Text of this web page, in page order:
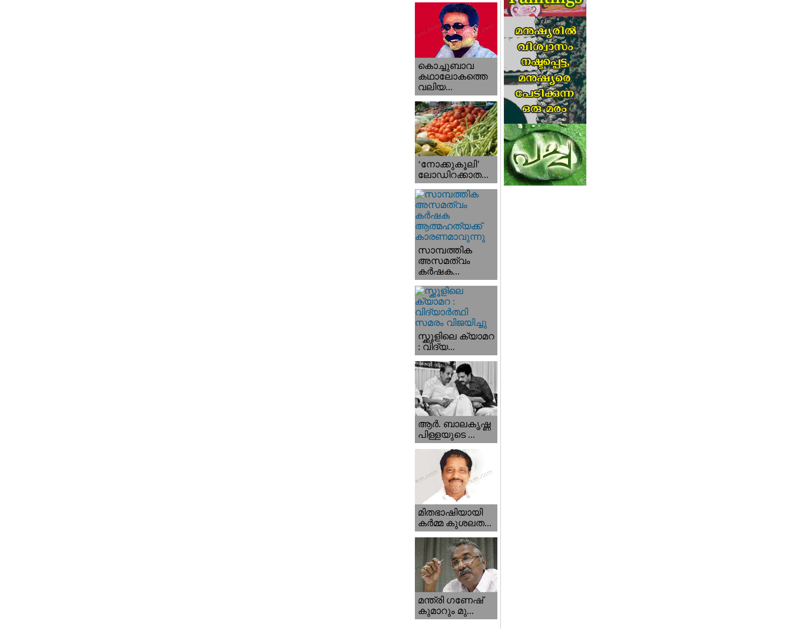
കൊച്ചുബാവ
കഥാലോകത്തെ
വലിയ...
‘നോക്കുകൂലി’
ലോഡിറക്കാത...
സാമ്പത്തിക
അസമത്വം
കര്‍ഷക...
സ്ക്കൂളിലെ ക്യാമറ
: വിദ്യ...
ആര്‍. ബാലകൃഷ്ണ
പിള്ളയുടെ ...
മിതഭാഷിയായി
കര്‍മ്മ കുശലത...
മന്ത്രി ഗണേഷ്‌
കുമാറും മു...